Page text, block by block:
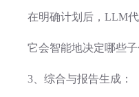
在明确计划后，LLM
它会智能地决定哪些
3、综合与报告生成：